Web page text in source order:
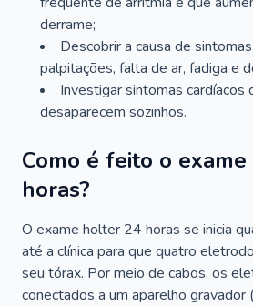
derrame;
Descobrir a causa de
palpitações, falta de ar, fadiga e
Investigar sintomas cardíacos
desaparecem sozinhos.
Como é feito o
horas?
O exame holter 24 horas se inicia
até a clínica para que quatro
seu tórax. Por meio de cabos, os
conectados a um aparelho gravador